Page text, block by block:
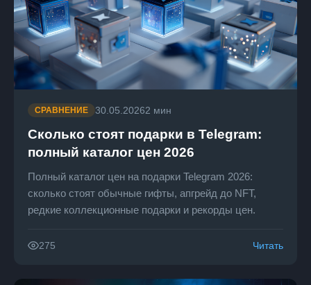
СРАВНЕНИЕ 30.05.20262 мин
Сколько стоят подарки в Telegram:
полный каталог цен 2026
Полный каталог цен на подарки Telegram 2026:
сколько стоят обычные гифты, апгрейд до NFT,
редкие коллекционные подарки и рекорды цен.
275 Читать